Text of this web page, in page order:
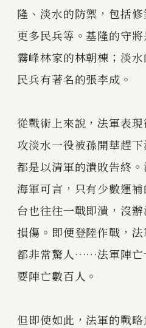
隆、淡水的防禦，包括
更多民兵等。基隆的守
霧峰林家的林朝棟；淡水
民兵有著名的張李成。
從戰術上來說，法軍表
攻淡水一役被孫開華趕
都是以清軍的潰敗告終
海軍可言，只有少數運
台也往往一戰即潰，沒
損傷。即便登陸作戰，
都非常驚人……法軍陣亡
要陣亡數百人。
但即使如此，法軍的戰